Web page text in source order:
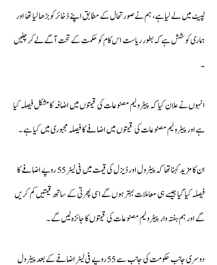
لپیٹ میں لے لیا ہے، ہم نے صورتحال کے مطابق اپنے ذخائر کو بڑھا لیا تھا اور
ہماری کوشش ہےکہ بطور ریاست اس کام کو حکمت کے تحت آگےلےکرچلیں
۔
انہوں نے علان کیا کہ پیٹرولیم مصنوعات کی قیمتوں میں اضافہ کا مشکل فیصلہ کیا
ہے اور پیٹرولیم مصنوعات کی قیمتوں میں اضافے کا فیصلہ مجبوری میں کیا ہے ۔
ان کا مزید کہنا تھا کہ پیٹرول اور ڈیزل کی قیمت میں فی لیٹر 55 روپے اضافے کا
فیصلہ کیا گیا جیسے ہی معاملات بہتر ہوں گے اسی پھرتی کے ساتھ قیمتیں کم کریں
گے اور ہم ہفتہ وار پیٹرولیم مصنوعات کی قیمتوں کا جائزہ لیں گے ۔
دوسری جانب حکومت کی جانب سے 55 روپے فی لیٹر اضافے کے بعد پیٹرول